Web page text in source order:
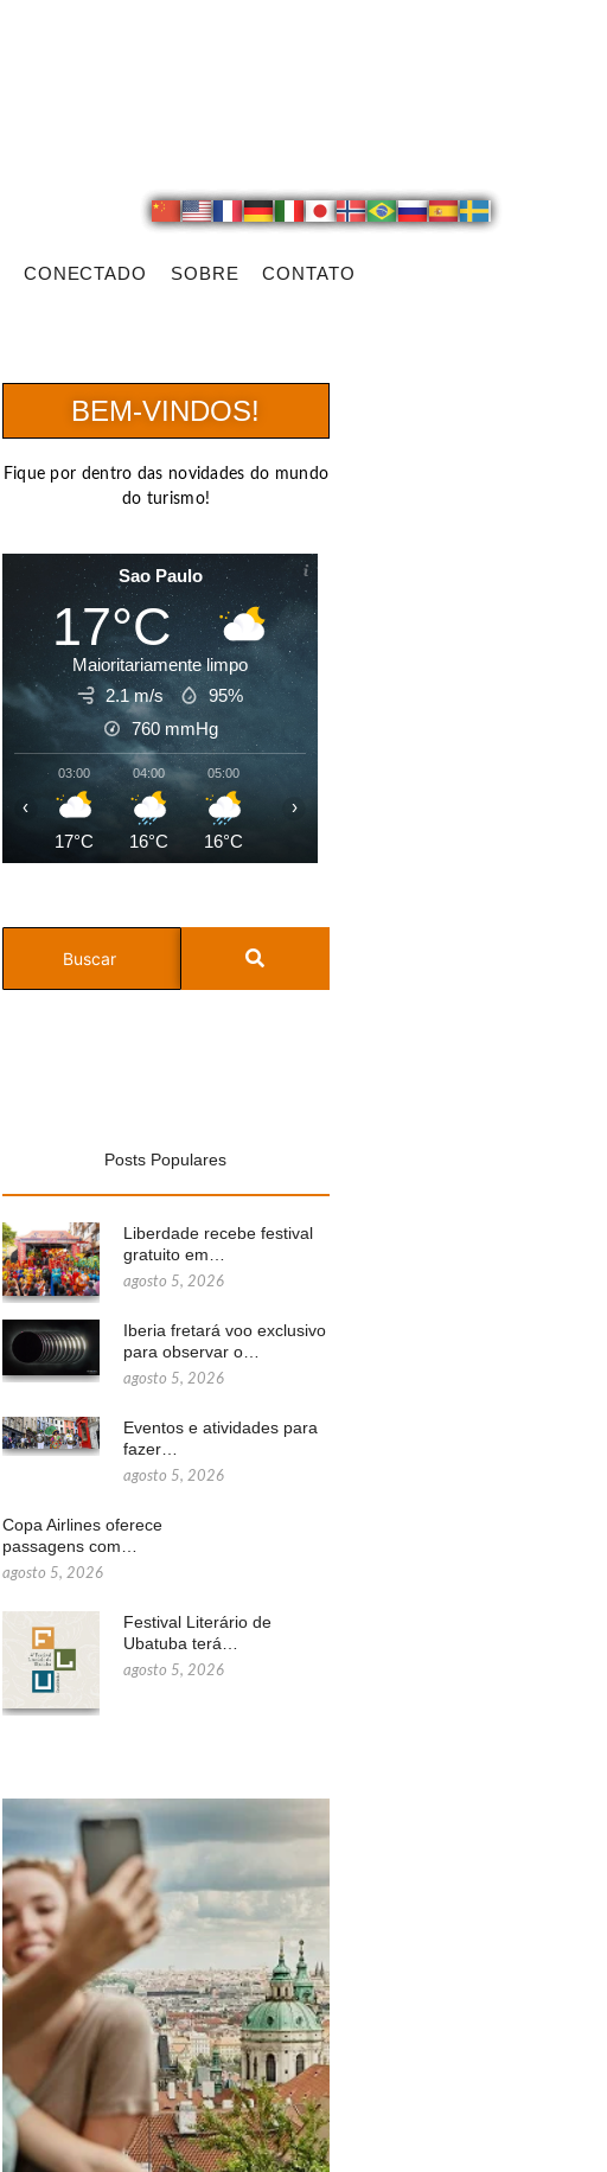
CONECTADO SOBRE CONTATO
BEM-VINDOS!
Fique por dentro das novidades do mundo
do turismo!
Sao Paulo
17°C
Maioritariamente limpo
2.1 m/s
95%
760 mmHg
03:00
17°C
04:00
16°C
05:00
16°C
‹ ›
Posts Populares
Liberdade recebe festival
gratuito em…
agosto 5, 2026
Iberia fretará voo exclusivo
para observar o…
agosto 5, 2026
Eventos e atividades para
fazer…
agosto 5, 2026
Copa Airlines oferece
passagens com…
agosto 5, 2026
Festival Literário de
Ubatuba terá…
agosto 5, 2026